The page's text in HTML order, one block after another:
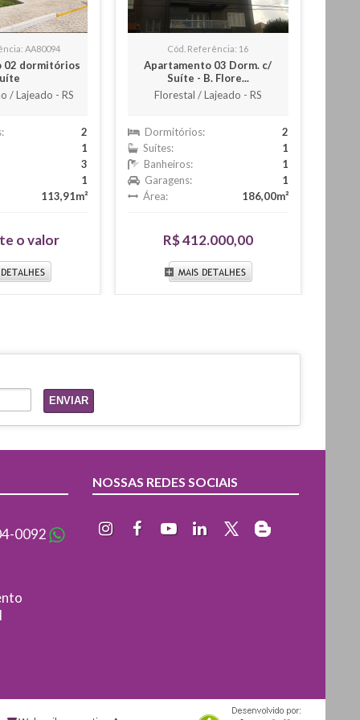
AA80094
02 dormitórios
/ Lajeado - RS
o valor
2
1
3
1
113,91m²
Cód. Referência: 16
Apartamento 03 Dorm. c/
Suíte - B. Flore...
Florestal / Lajeado - RS
R$ 412.000,00
Dormitórios:
2
Suítes:
1
Banheiros:
1
Garagens:
1
Área:
186,00m²
0092
NOSSAS REDES SOCIAIS